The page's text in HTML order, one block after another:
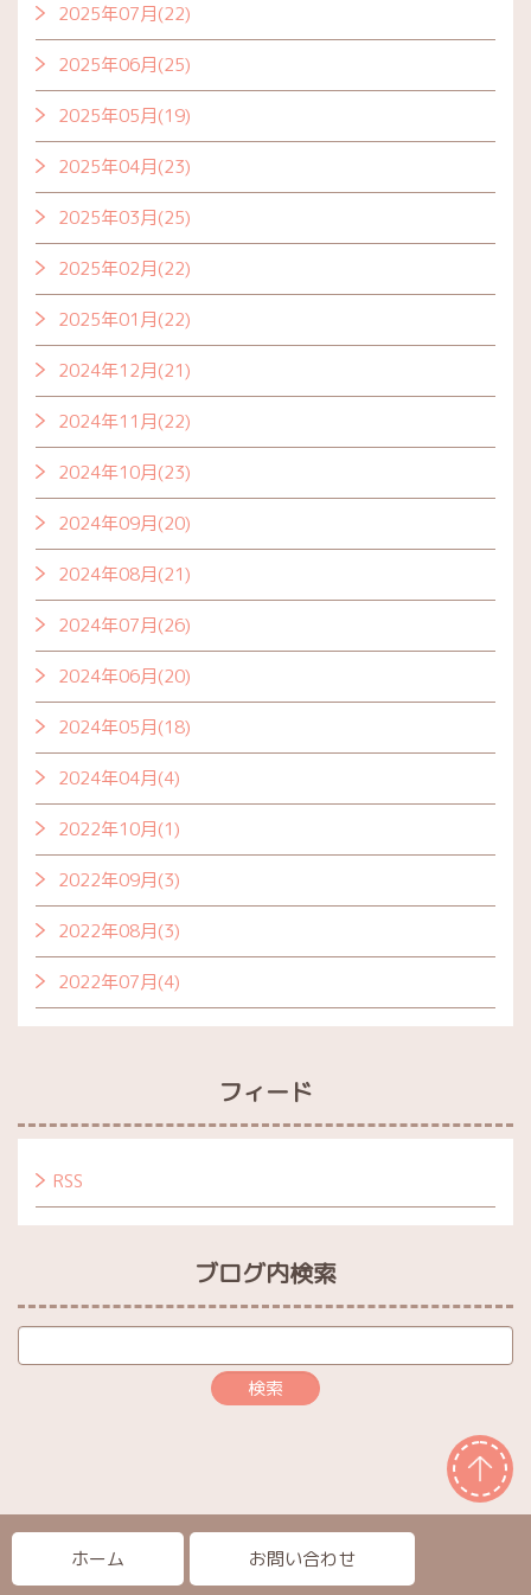
2025年07月(22)
2025年06月(25)
2025年05月(19)
2025年04月(23)
2025年03月(25)
2025年02月(22)
2025年01月(22)
2024年12月(21)
2024年11月(22)
2024年10月(23)
2024年09月(20)
2024年08月(21)
2024年07月(26)
2024年06月(20)
2024年05月(18)
2024年04月(4)
2022年10月(1)
2022年09月(3)
2022年08月(3)
2022年07月(4)
フィード
RSS
ブログ内検索
ホーム お問い合わせ